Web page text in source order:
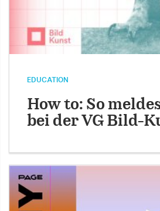
EDUCATION
How to: So
bei der VG Bild-